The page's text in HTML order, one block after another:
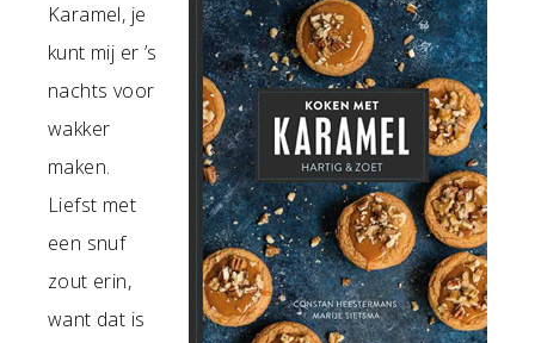
Karamel, je
kunt mij er ’s
nachts voor
wakker
maken.
Liefst met
een snuf
zout erin,
want dat is